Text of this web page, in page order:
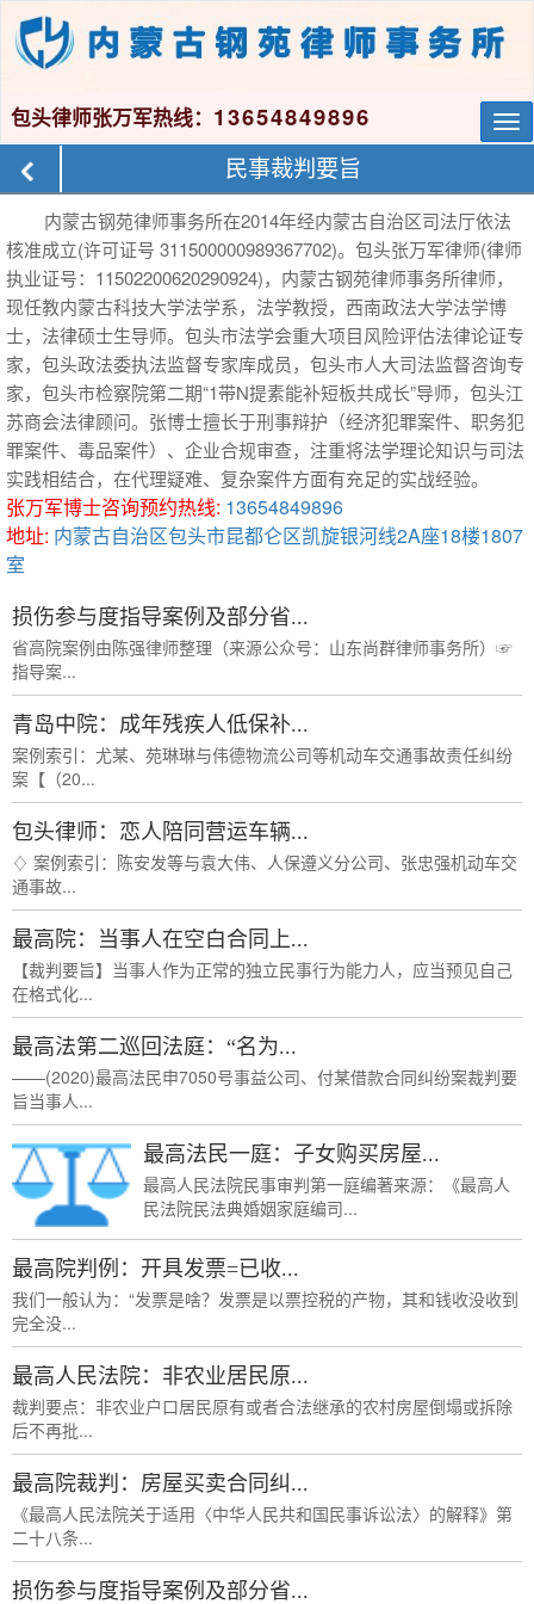
包头律师张万军热线： 13654849896
民事裁判要旨
内蒙古钢苑律师事务所在2014年经内蒙古自治区司法厅依法
核准成立(许可证号 311500000989367702)。包头张万军律师(律师
执业证号：11502200620290924)，内蒙古钢苑律师事务所律师，
现任教内蒙古科技大学法学系，法学教授，西南政法大学法学博
士，法律硕士生导师。包头市法学会重大项目风险评估法律论证专
家，包头政法委执法监督专家库成员，包头市人大司法监督咨询专
家，包头市检察院第二期“1带N提素能补短板共成长”导师，包头江
苏商会法律顾问。张博士擅长于刑事辩护（经济犯罪案件、职务犯
罪案件、毒品案件）、企业合规审查，注重将法学理论知识与司法
实践相结合，在代理疑难、复杂案件方面有充足的实战经验。
张万军博士咨询预约热线: 13654849896
地址: 内蒙古自治区包头市昆都仑区凯旋银河线2A座18楼1807
室
损伤参与度指导案例及部分省...
省高院案例由陈强律师整理（来源公众号：山东尚群律师事务所）☞
指导案...
青岛中院：成年残疾人低保补...
案例索引：尤某、苑琳琳与伟德物流公司等机动车交通事故责任纠纷
案【（20...
包头律师：恋人陪同营运车辆...
♢ 案例索引：陈安发等与袁大伟、人保遵义分公司、张忠强机动车交
通事故...
最高院：当事人在空白合同上...
【裁判要旨】当事人作为正常的独立民事行为能力人，应当预见自己
在格式化...
最高法第二巡回法庭：“名为...
——(2020)最高法民申7050号事益公司、付某借款合同纠纷案裁判要
旨当事人...
最高法民一庭：子女购买房屋...
最高人民法院民事审判第一庭编著来源：《最高人
民法院民法典婚姻家庭编司...
最高院判例：开具发票=已收...
我们一般认为：“发票是啥？发票是以票控税的产物，其和钱收没收到
完全没...
最高人民法院：非农业居民原...
裁判要点：非农业户口居民原有或者合法继承的农村房屋倒塌或拆除
后不再批...
最高院裁判：房屋买卖合同纠...
《最高人民法院关于适用〈中华人民共和国民事诉讼法〉的解释》第
二十八条...
损伤参与度指导案例及部分省...